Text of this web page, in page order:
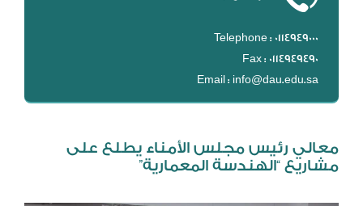
MYAES
Telephone : 0114949000
Fax : 0114949490
Email : info@dau.edu.sa
معالي رئيس مجلس الأمناء يطلع على
مشاريع “الهندسة المعمارية”